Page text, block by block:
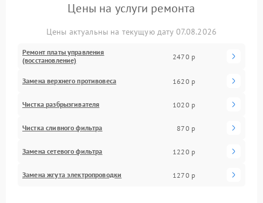
Цены на услуги ремонта
Цены актуальны на текущую дату 07.08.2026
Ремонт платы управления
(восстановление)
2470 р
Замена верхнего противовеса 1620 р
Чистка разбрызгивателя 1020 р
Чистка сливного фильтра 870 р
Замена сетевого фильтра 1220 р
Замена жгута электропроводки 1270 р